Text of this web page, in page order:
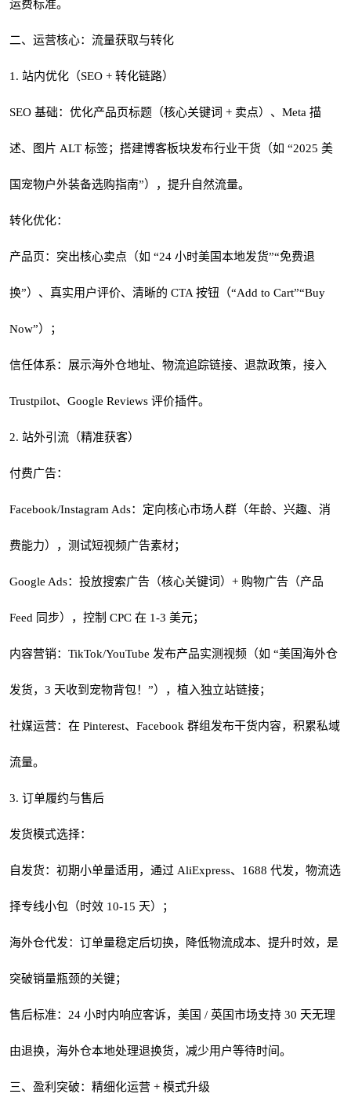
运费标准。
二、运营核心：流量获取与转化
1. 站内优化（SEO + 转化链路）
SEO 基础：优化产品页标题（核心关键词 + 卖点）、Meta 描
述、图片 ALT 标签；搭建博客板块发布行业干货（如 “2025 美
国宠物户外装备选购指南”），提升自然流量。
转化优化：
产品页：突出核心卖点（如 “24 小时美国本地发货”“免费退
换”）、真实用户评价、清晰的 CTA 按钮（“Add to Cart”“Buy
Now”）；
信任体系：展示海外仓地址、物流追踪链接、退款政策，接入
Trustpilot、Google Reviews 评价插件。
2. 站外引流（精准获客）
付费广告：
Facebook/Instagram Ads：定向核心市场人群（年龄、兴趣、消
费能力），测试短视频广告素材；
Google Ads：投放搜索广告（核心关键词）+ 购物广告（产品
Feed 同步），控制 CPC 在 1-3 美元；
内容营销：TikTok/YouTube 发布产品实测视频（如 “美国海外仓
发货，3 天收到宠物背包！”），植入独立站链接；
社媒运营：在 Pinterest、Facebook 群组发布干货内容，积累私域
流量。
3. 订单履约与售后
发货模式选择：
自发货：初期小单量适用，通过 AliExpress、1688 代发，物流选
择专线小包（时效 10-15 天）；
海外仓代发：订单量稳定后切换，降低物流成本、提升时效，是
突破销量瓶颈的关键；
售后标准：24 小时内响应客诉，美国 / 英国市场支持 30 天无理
由退换，海外仓本地处理退换货，减少用户等待时间。
三、盈利突破：精细化运营 + 模式升级